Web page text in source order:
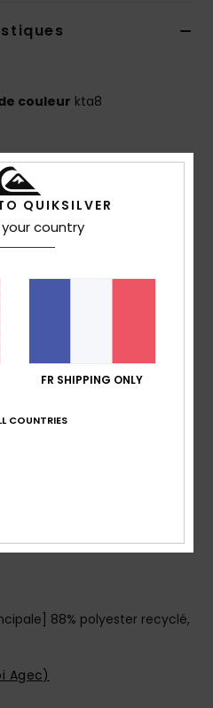
couleur kta8
stretch avec 88% de
: Résistante à l'extérieur
intemporel
performance
de 50,8 cm, coupe
:Fermeture par cordon de
88% polyester recyclé,
Agec)
QUIKSILVER
country
FR SHIPPING ONLY
COUNTRIES